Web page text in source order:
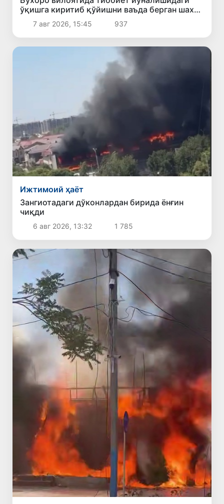
ўқишга киритиб қўйишни ваъда берган шахс
ушланди
7 авг 2026, 15:45 937
Ижтимоий ҳаёт
Зангиотадаги дўконлардан бирида ёнғин
чиқди
6 авг 2026, 13:32 1 785